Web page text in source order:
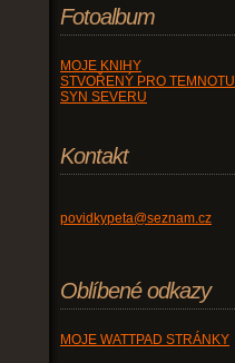
Fotoalbum
MOJE KNIHY
STVOŘENÝ PRO TEMNOTU
SYN SEVERU
Kontakt
povidkypeta@seznam.cz
Oblíbené odkazy
MOJE WATTPAD STRÁNKY